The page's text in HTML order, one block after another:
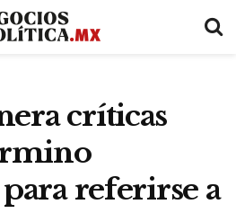
críticas
referirse a